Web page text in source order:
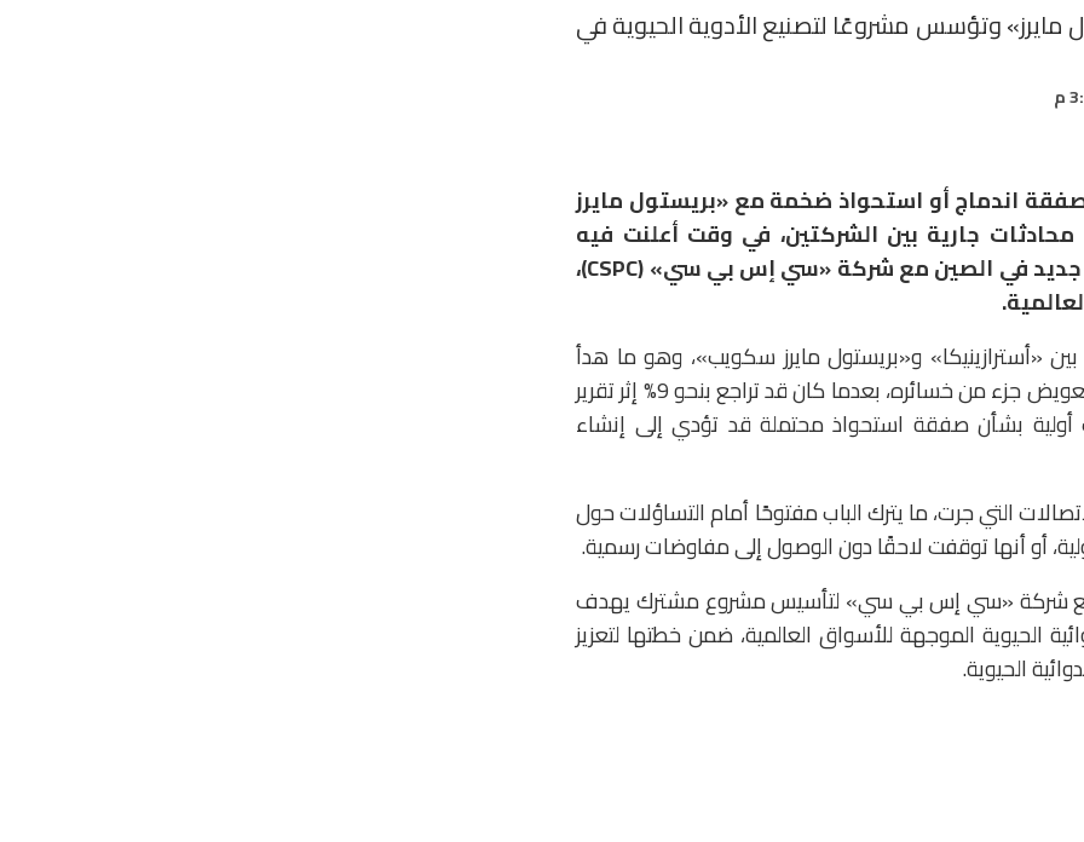
مايرز» وتؤسس مشروعًا لتصنيع الأدوية الحيوية في
اندماج أو استحواذ ضخمة مع «بريستول مايرز
جارية بين الشركتين، في وقت أعلنت فيه
المجموعة البريطانية عن مشروع تصنيع مشترك جديد في الصين مع شركة «سي إس بي سي» (CSPC)،
«أسترازينيكا» و«بريستول مايرز سكويب»، وهو ما هدأ
مخاوف المستثمرين ودفع سهم الشركة البريطانية إلى تعويض جزء من خسائره، بعدما كان قد تراجع بنحو 9% إثر تقرير
أولية بشأن صفقة استحواذ محتملة قد تؤدي إلى إنشاء
التي جرت، ما يترك الباب مفتوحًا أمام التساؤلات حول
أو أنها توقفت لاحقًا دون الوصول إلى مفاوضات رسمية.
مع شركة «سي إس بي سي» لتأسيس مشروع مشترك يهدف
الحيوية الموجهة للأسواق العالمية، ضمن خطتها لتعزيز
الحيوية.